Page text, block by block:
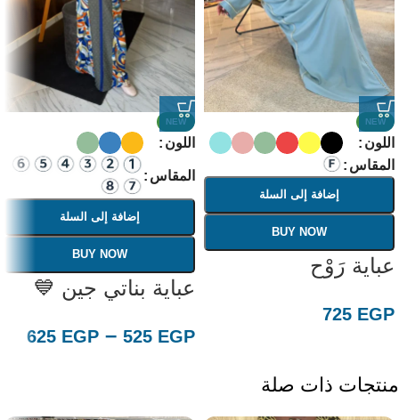
NEW
اللون
المقاس
إضافة إلى السلة
BUY NOW
عباية رَوْح
725 EGP
NEW
اللون
المقاس
إضافة إلى السلة
BUY NOW
عباية بناتي جين 💙
525 EGP
–
625 EGP
منتجات ذات صلة